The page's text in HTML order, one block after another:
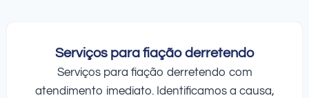
Serviços para fiação derretendo
Serviços para fiação derretendo com
atendimento imediato. Identificamos a causa,